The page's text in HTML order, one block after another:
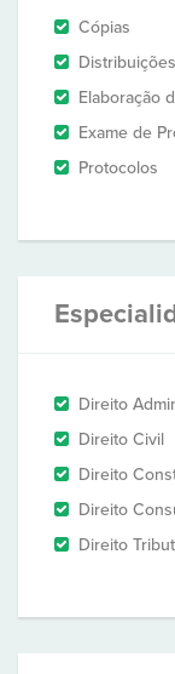
Cópias
Distribuições
Elaboração
Exame de
Protocolos
Direito
Direito Civil
Direito
Direito
Direito